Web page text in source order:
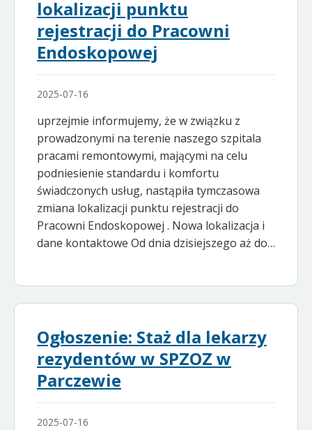
lokalizacji punktu
rejestracji do Pracowni
Endoskopowej
2025-07-16
uprzejmie informujemy, że w związku z
prowadzonymi na terenie naszego szpitala
pracami remontowymi, mającymi na celu
podniesienie standardu i komfortu
świadczonych usług, nastąpiła tymczasowa
zmiana lokalizacji punktu rejestracji do
Pracowni Endoskopowej . Nowa lokalizacja i
dane kontaktowe Od dnia dzisiejszego aż do…
Ogłoszenie: Staż dla lekarzy
rezydentów w SPZOZ w
Parczewie
2025-07-16